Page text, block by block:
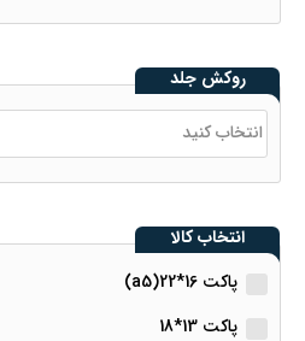
روکش جلد
انتخاب کالا
پاکت 16*22(a5)
پاکت 13*18